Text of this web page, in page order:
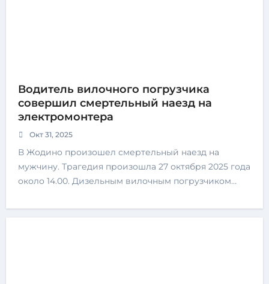
Водитель вилочного погрузчика
совершил смертельный наезд на
электромонтера
Окт 31, 2025
В Жодино произошел смертельный наезд на
мужчину. Трагедия произошла 27 октября 2025 года
около 14.00. Дизельным вилочным погрузчиком…